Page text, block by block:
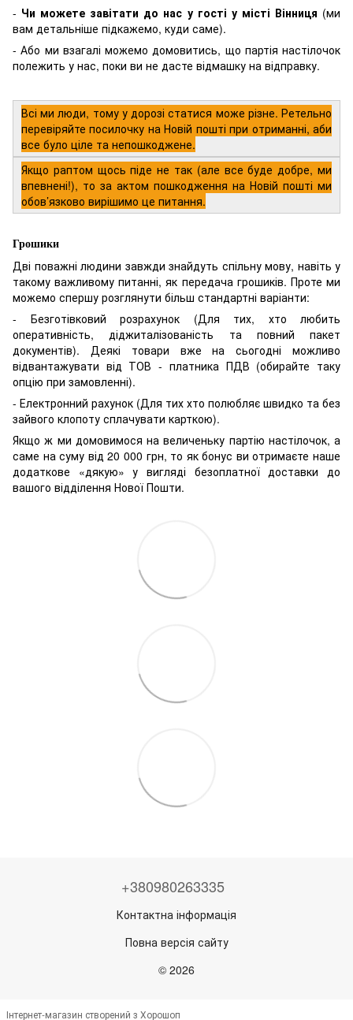
- Чи можете завітати до нас у гості у місті Вінниця (ми
вам детальніше підкажемо, куди саме).
- Або ми взагалі можемо домовитись, що партія настілочок
полежить у нас, поки ви не дасте відмашку на відправку.
Всі ми люди, тому у дорозі статися може різне. Ретельно
перевіряйте посилочку на Новій пошті при отриманні, аби
все було ціле та непошкоджене.
Якщо раптом щось піде не так (але все буде добре, ми
впевнені!), то за актом пошкодження на Новій пошті ми
обов’язково вирішимо це питання.
Грошики
Дві поважні людини завжди знайдуть спільну мову, навіть у
такому важливому питанні, як передача грошиків. Проте ми
можемо спершу розглянути більш стандартні варіанти:
- Безготівковий розрахунок (Для тих, хто любить
оперативність, діджиталізованість та повний пакет
документів). Деякі товари вже на сьогодні можливо
відвантажувати від ТОВ - платника ПДВ (обирайте таку
опцію при замовленні).
- Електронний рахунок (Для тих хто полюбляє швидко та без
зайвого клопоту сплачувати карткою).
Якщо ж ми домовимося на величеньку партію настілочок, а
саме на суму від 20 000 грн, то як бонус ви отримаєте наше
додаткове «дякую» у вигляді безоплатної доставки до
вашого відділення Нової Пошти.
+380980263335
Контактна інформація
Повна версія сайту
© 2026
Інтернет-магазин створений з Хорошоп